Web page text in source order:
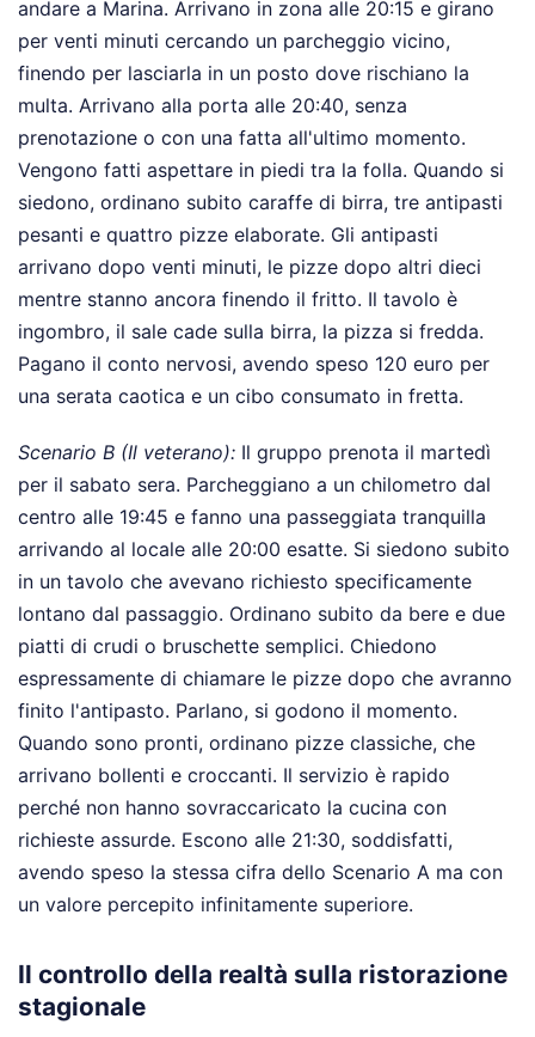
andare a Marina. Arrivano in zona alle 20:15 e girano
per venti minuti cercando un parcheggio vicino,
finendo per lasciarla in un posto dove rischiano la
multa. Arrivano alla porta alle 20:40, senza
prenotazione o con una fatta all'ultimo momento.
Vengono fatti aspettare in piedi tra la folla. Quando si
siedono, ordinano subito caraffe di birra, tre antipasti
pesanti e quattro pizze elaborate. Gli antipasti
arrivano dopo venti minuti, le pizze dopo altri dieci
mentre stanno ancora finendo il fritto. Il tavolo è
ingombro, il sale cade sulla birra, la pizza si fredda.
Pagano il conto nervosi, avendo speso 120 euro per
una serata caotica e un cibo consumato in fretta.
Scenario B (Il veterano): Il gruppo prenota il martedì
per il sabato sera. Parcheggiano a un chilometro dal
centro alle 19:45 e fanno una passeggiata tranquilla
arrivando al locale alle 20:00 esatte. Si siedono subito
in un tavolo che avevano richiesto specificamente
lontano dal passaggio. Ordinano subito da bere e due
piatti di crudi o bruschette semplici. Chiedono
espressamente di chiamare le pizze dopo che avranno
finito l'antipasto. Parlano, si godono il momento.
Quando sono pronti, ordinano pizze classiche, che
arrivano bollenti e croccanti. Il servizio è rapido
perché non hanno sovraccaricato la cucina con
richieste assurde. Escono alle 21:30, soddisfatti,
avendo speso la stessa cifra dello Scenario A ma con
un valore percepito infinitamente superiore.
Il controllo della realtà sulla ristorazione
stagionale